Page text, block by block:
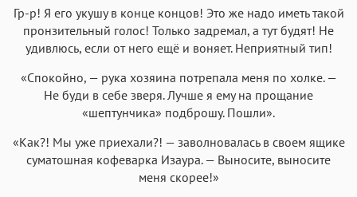
Гр-р! Я его укушу в конце концов! Это же надо иметь такой
пронзительный голос! Только задремал, а тут будят! Не
удивлюсь, если от него ещё и воняет. Неприятный тип!
«Спокойно, — рука хозяина потрепала меня по холке. —
Не буди в себе зверя. Лучше я ему на прощание
«шептунчика» подброшу. Пошли».
«Как?! Мы уже приехали?! — заволновалась в своем ящике
суматошная кофеварка Изаура. — Выносите, выносите
меня скорее!»